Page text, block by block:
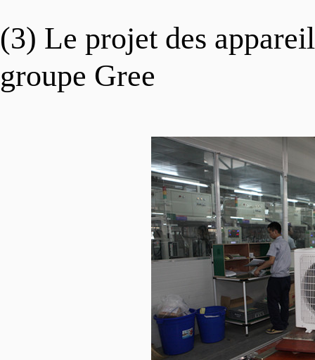
(3) Le projet des
groupe Gree